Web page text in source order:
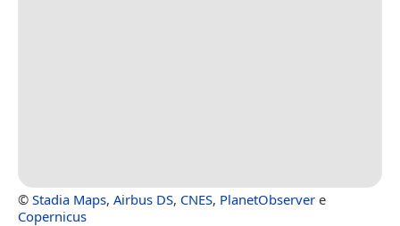
© Stadia Maps, Airbus DS, CNES, PlanetObserver e
Copernicus